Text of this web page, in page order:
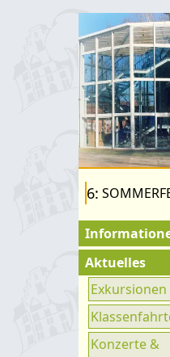
Für Besucher
Schulfamilie
Förderverein
Fachräume
Aktuelles
Exkursionen
Konzerte &